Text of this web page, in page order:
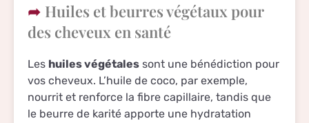
Huiles et beurres végétaux pour
des cheveux en santé
Les huiles végétales sont une bénédiction pour
vos cheveux. L’huile de coco, par exemple,
nourrit et renforce la fibre capillaire, tandis que
le beurre de karité apporte une hydratation